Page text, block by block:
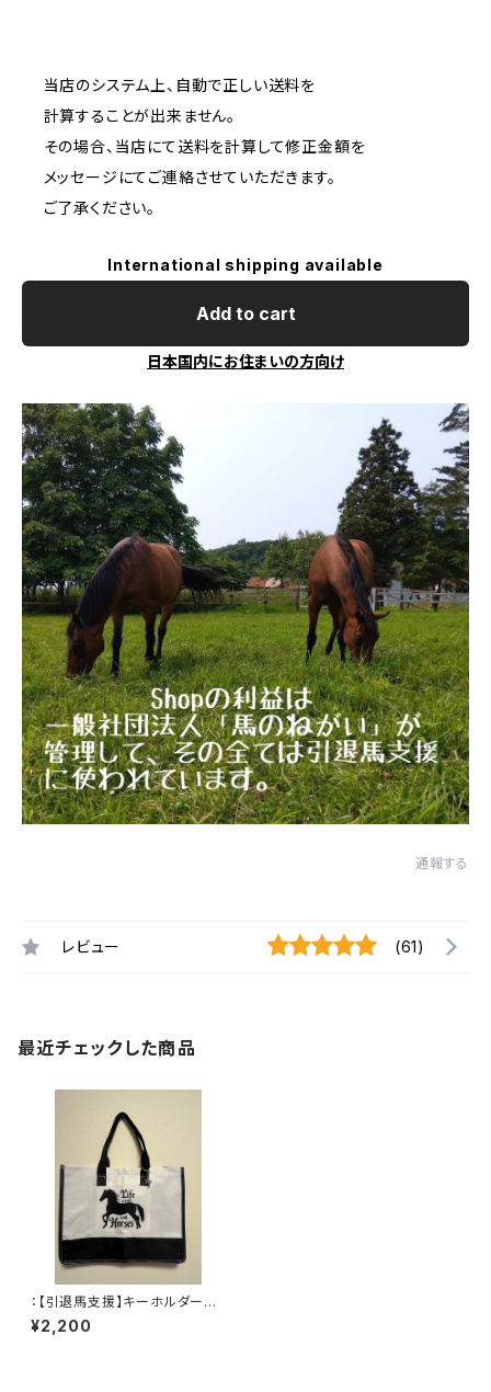
当店のシステム上、自動で正しい送料を
計算することが出来ません。
その場合、当店にて送料を計算して修正金額を
メッセージにてご連絡させていただきます。
ご了承ください。
International shipping available
Add to cart
日本国内にお住まいの方向け
通報する
レビュー (61)
最近チェックした商品
：【引退馬支援】キーホルダー付
きショッピングバッグ
¥2,200